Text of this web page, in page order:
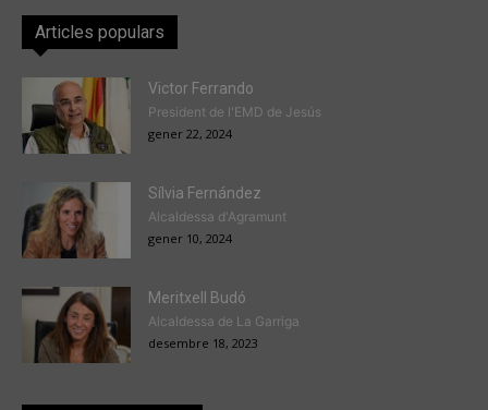
Articles populars
Victor Ferrando
President de l'EMD de Jesús
gener 22, 2024
Sílvia Fernández
Alcaldessa d'Agramunt
gener 10, 2024
Meritxell Budó
Alcaldessa de La Garriga
desembre 18, 2023